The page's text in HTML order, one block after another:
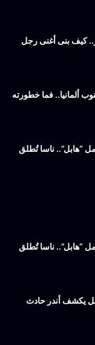
كيف بنى أغنى رجل
فما خطورته
“هابل”.. ناسا تُطلق
“هابل”.. ناسا تُطلق
يكشف أندر حادث